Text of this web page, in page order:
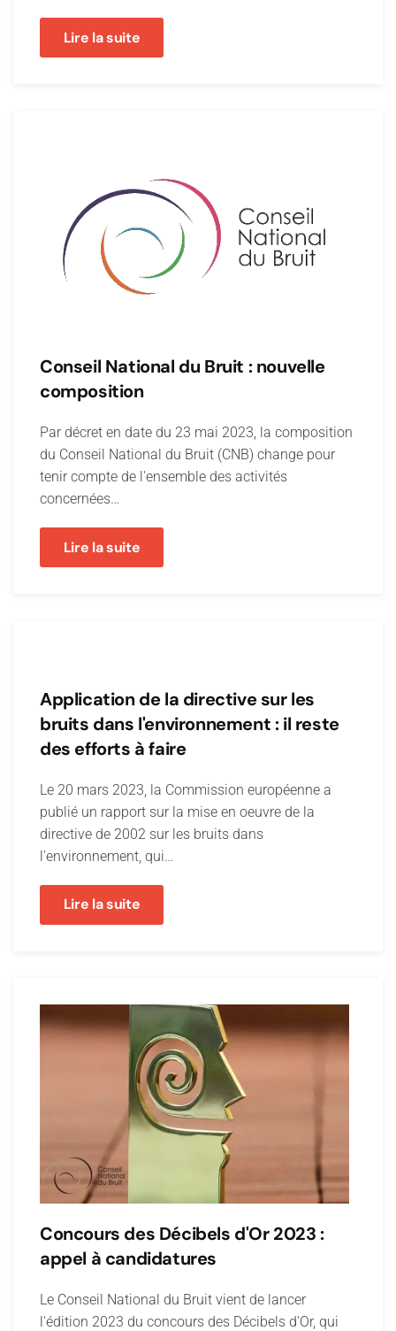
Lire la suite
Conseil National du Bruit : nouvelle
composition
Par décret en date du 23 mai 2023, la composition
du Conseil National du Bruit (CNB) change pour
tenir compte de l'ensemble des activités
concernées…
Lire la suite
Application de la directive sur les
bruits dans l'environnement : il reste
des efforts à faire
Le 20 mars 2023, la Commission européenne a
publié un rapport sur la mise en oeuvre de la
directive de 2002 sur les bruits dans
l'environnement, qui…
Lire la suite
Concours des Décibels d'Or 2023 :
appel à candidatures
Le Conseil National du Bruit vient de lancer
l'édition 2023 du concours des Décibels d'Or, qui